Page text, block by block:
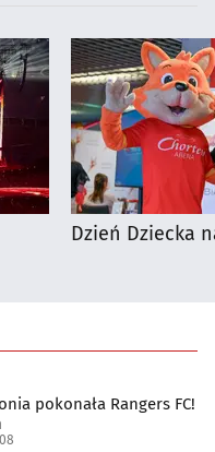
Dzień Dziecka
pokonała Rangers FC!